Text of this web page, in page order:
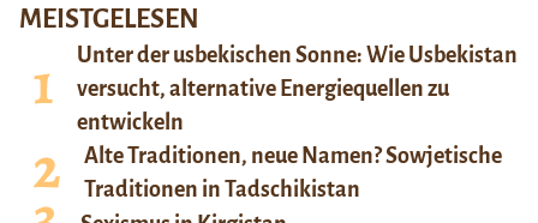
MEISTGELESEN
Unter der usbekischen Sonne: Wie Usbekistan
versucht, alternative Energiequellen zu
entwickeln
Alte Traditionen, neue Namen? Sowjetische
Traditionen in Tadschikistan